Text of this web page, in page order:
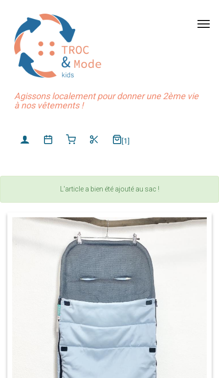
Agissons localement pour donner une 2ème vie
à nos vêtements !
[1]
L'article a bien été ajouté au sac !